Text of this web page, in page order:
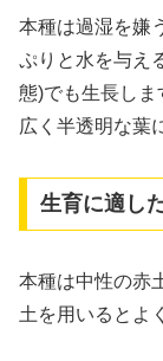
本種は過湿を嫌
ぷりと水を与え
態)でも生長しま
広く半透明な葉
生育に適し
本種は中性の赤
土を用いるとよ